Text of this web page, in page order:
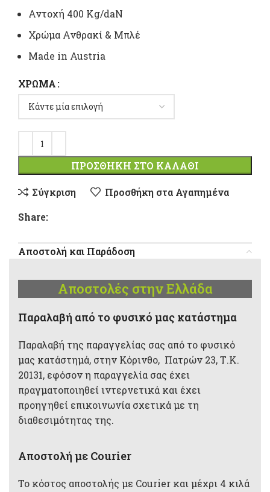
Αντοχή 400 Κg/daN
Χρώμα Ανθρακί & Μπλέ
Made in Austria
ΧΡΏΜΑ
ΠΡΟΣΘΉΚΗ ΣΤΟ ΚΑΛΆΘΙ
Σύγκριση
Προσθήκη στα Αγαπημένα
Share:
Αποστολή και Παράδοση
Αποστολές στην Ελλάδα
Παραλαβή από το φυσικό μας κατάστημα
Παραλαβή της παραγγελίας σας από το φυσικό
μας κατάστημά, στην Κόρινθο, Πατρών 23, Τ.Κ.
20131, εφόσον η παραγγελία σας έχει
πραγματοποιηθεί ιντερνετικά και έχει
προηγηθεί επικοινωνία σχετικά με τη
διαθεσιμότητας της.
Αποστολή με Courier
Το κόστος αποστολής με Courier και μέχρι 4 κιλά